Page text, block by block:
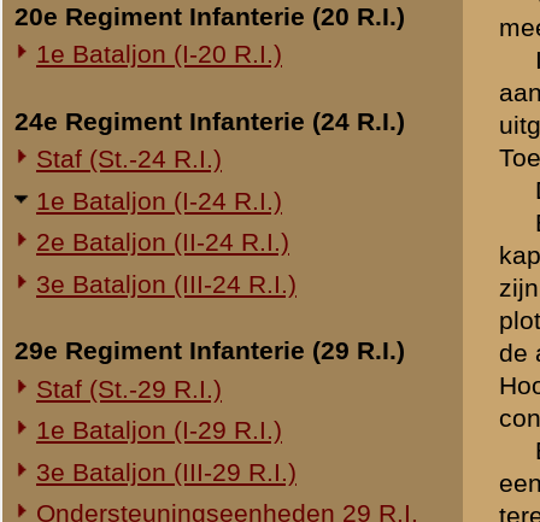
Overige legeronderdelen
3e Regiment Huzaren (3 R.H.)
Luchtdoelmitrailleurs en -artillerie
1-II Bataljon Pag.
1-IV Bataljon Pag.
4e Compagnie Pioniers (4 C.P.)
4e Mitrailleurcompagnie (4 M.C.)
4-II Auto Bataljon
11e Grens Bataljon (11 G.B.)
1e Bataljon (I-46 R.I.)
Overige artillerie-onderdelen
Rijnbatterij
1e Afdeling (I-15 R.A.)
De getuigen Schalker en
positie zat. Hij heeft
Hij kende daar heg noch
B. Verklaring
Ik heb de Overste Smit
bevriend. Ik ken hem al
Kapitein, en ik 1e
van een zijner
Het 24e Regiment,
zelf behoorde was
IIIe Bataljon en het 11e
Ik stond rechtstreeks als
contact heb ik met hem
zijn Regiment moet
Overste Smit bleef
Op 2e Pinksterdag, 13
vroeg tot 's avonds had ik